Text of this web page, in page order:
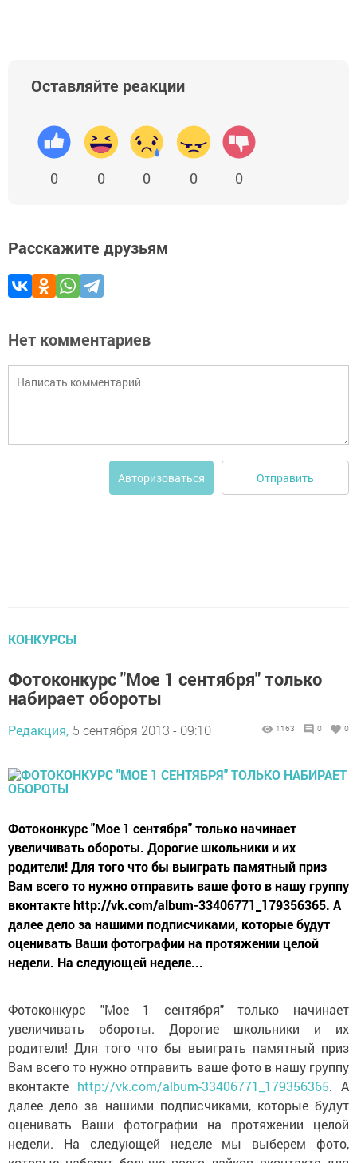
Оставляйте реакции
0 0 0 0 0
Расскажите друзьям
Нет комментариев
Авторизоваться Отправить
КОНКУРСЫ
Фотоконкурс "Мое 1 сентября" только
набирает обороты
Редакция, 5 сентября 2013 - 09:10 1163 0 0
Фотоконкурс "Мое 1 сентября" только начинает
увеличивать обороты. Дорогие школьники и их
родители! Для того что бы выиграть памятный приз
Вам всего то нужно отправить ваше фото в нашу группу
вконтакте http://vk.com/album-33406771_179356365. А
далее дело за нашими подписчиками, которые будут
оценивать Ваши фотографии на протяжении целой
недели. На следующей неделе...
Фотоконкурс "Мое 1 сентября" только начинает
увеличивать обороты. Дорогие школьники и их
родители! Для того что бы выиграть памятный приз
Вам всего то нужно отправить ваше фото в нашу группу
вконтакте http://vk.com/album-33406771_179356365. А
далее дело за нашими подписчиками, которые будут
оценивать Ваши фотографии на протяжении целой
недели. На следующей неделе мы выберем фото,